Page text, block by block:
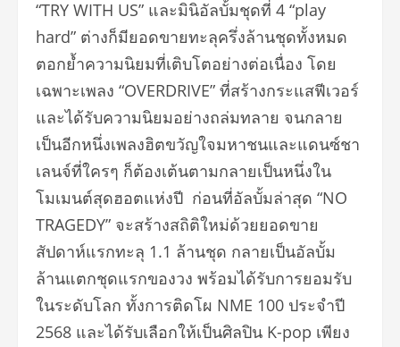
“TRY WITH US” และมินิอัลบั้มชุดที่ 4 “play
hard” ต่างก็มียอดขายทะลุครึ่งล้านชุดทั้งหมด
ตอกย้ำความนิยมที่เติบโตอย่างต่อเนื่อง โดย
เฉพาะเพลง “OVERDRIVE” ที่สร้างกระแสฟีเวอร์
และได้รับความนิยมอย่างถล่มทลาย จนกลาย
เป็นอีกหนึ่งเพลงฮิตขวัญใจมหาชนและแดนซ์ชา
เลนจ์ที่ใครๆ ก็ต้องเต้นตามกลายเป็นหนึ่งใน
โมเมนต์สุดฮอตแห่งปี ก่อนที่อัลบั้มล่าสุด “NO
TRAGEDY” จะสร้างสถิติใหม่ด้วยยอดขาย
สัปดาห์แรกทะลุ 1.1 ล้านชุด กลายเป็นอัลบั้ม
ล้านแตกชุดแรกของวง พร้อมได้รับการยอมรับ
ในระดับโลก ทั้งการติดโผ NME 100 ประจำปี
2568 และได้รับเลือกให้เป็นศิลปิน K-pop เพียง